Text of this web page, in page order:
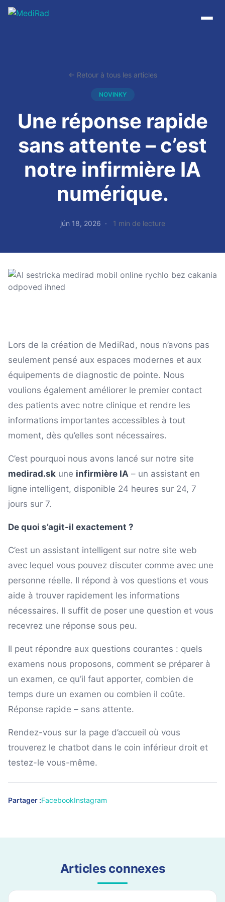
Passer
au
← Retour à tous les articles
NOVINKY
Une réponse rapide
sans attente – c’est
notre infirmière IA
numérique.
jún 18, 2026 1 min de lecture
Lors de la création de MediRad, nous n’avons pas
seulement pensé aux espaces modernes et aux
équipements de diagnostic de pointe. Nous
voulions également améliorer le premier contact
des patients avec notre clinique et rendre les
informations importantes accessibles à tout
moment, dès qu’elles sont nécessaires.
C’est pourquoi nous avons lancé sur notre site
medirad.sk une infirmière IA – un assistant en
ligne intelligent, disponible 24 heures sur 24, 7
jours sur 7.
De quoi s’agit-il exactement ?
C’est un assistant intelligent sur notre site web
avec lequel vous pouvez discuter comme avec une
personne réelle. Il répond à vos questions et vous
aide à trouver rapidement les informations
nécessaires. Il suffit de poser une question et vous
recevrez une réponse sous peu.
Il peut répondre aux questions courantes : quels
examens nous proposons, comment se préparer à
un examen, ce qu’il faut apporter, combien de
temps dure un examen ou combien il coûte.
Réponse rapide – sans attente.
Rendez-vous sur la page d’accueil où vous
trouverez le chatbot dans le coin inférieur droit et
testez-le vous-même.
Partager :FacebookInstagram
Articles connexes